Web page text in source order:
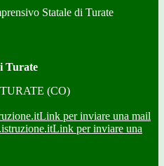
Statale di Turate
Turate
(CO)
Link per inviare una mail
Link per inviare una